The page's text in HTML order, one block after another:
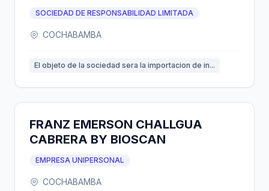
SOCIEDAD DE RESPONSABILIDAD LIMITADA
COCHABAMBA
El objeto de la sociedad sera la importacion de in...
FRANZ EMERSON CHALLGUA
CABRERA BY BIOSCAN
EMPRESA UNIPERSONAL
COCHABAMBA